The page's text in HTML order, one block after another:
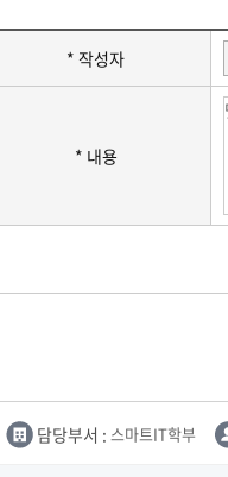
* 작성자
* 내용
담당부서 : 스마트IT학부